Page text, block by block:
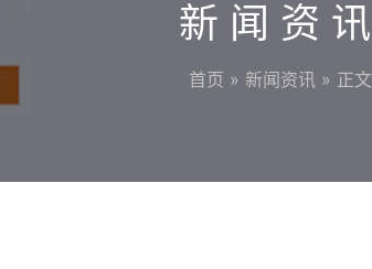
新闻资讯
首页 » 新闻资讯 » 正文